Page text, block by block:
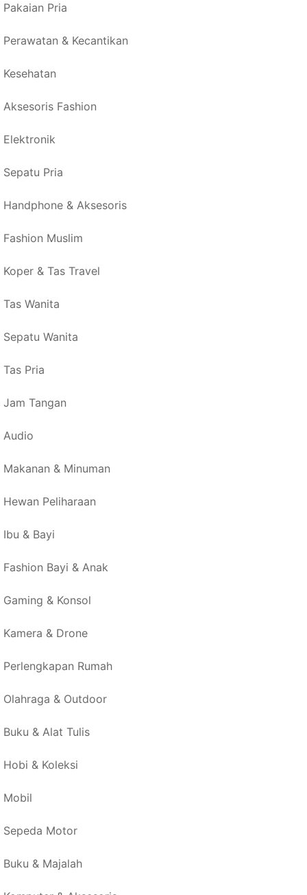
Pakaian Pria
Perawatan & Kecantikan
Kesehatan
Aksesoris Fashion
Elektronik
Sepatu Pria
Handphone & Aksesoris
Fashion Muslim
Koper & Tas Travel
Tas Wanita
Sepatu Wanita
Tas Pria
Jam Tangan
Audio
Makanan & Minuman
Hewan Peliharaan
Ibu & Bayi
Fashion Bayi & Anak
Gaming & Konsol
Kamera & Drone
Perlengkapan Rumah
Olahraga & Outdoor
Buku & Alat Tulis
Hobi & Koleksi
Mobil
Sepeda Motor
Buku & Majalah